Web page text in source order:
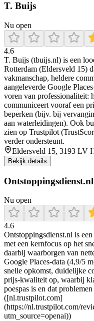
T. Buijs
Nu open
4.6
T. Buijs (tbuijs.nl) is een
Rotterdam (Eldersveld 15)
vakmanschap, heldere
aangeleverde Google
voren van professionaliteit:
communiceert vooraf een
beperken (bijv. bij
aan waterleidingen). Ook
zien op Trustpilot
verder ondersteunt.
Eldersveld 15, 3193 LV
Bekijk details
Ontstoppingsdienst.nl
Nu open
4.6
Ontstoppingsdienst.nl is
met een kernfocus op het
daarbij waarborgen van
Google Places-data (4,9/5
snelle opkomst, duidelijke
prijs-kwaliteit op, waarbij
poespas is en dat
([nl.trustpilot.com]
(https://nl.trustpilot.com/
utm_source=openai))